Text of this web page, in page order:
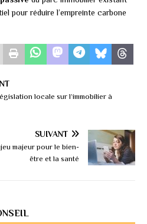
pour réduire l’empreinte carbone
locale sur l’immobilier à
SUIVANT
majeur pour le bien-
être et la santé